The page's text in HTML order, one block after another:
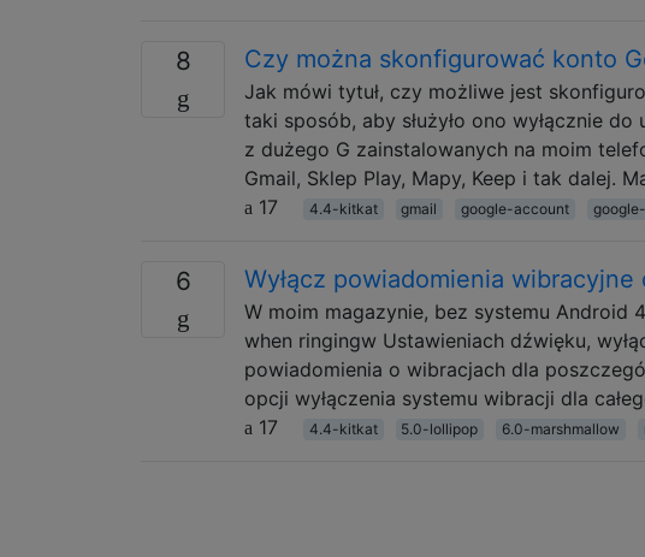
8 Czy można skonfigurować konto
Jak mówi tytuł, czy możliwe jest
taki sposób, aby służyło ono wyłącznie
z dużego G zainstalowanych na moim
Gmail, Sklep Play, Mapy, Keep i tak dalej.
17
4.4-kitkat gmail google-account
6 Wyłącz powiadomienia
W moim magazynie, bez systemu Android
when ringingw Ustawieniach dźwięku,
powiadomienia o wibracjach dla
opcji wyłączenia systemu wibracji dla
17
4.4-kitkat 5.0-lollipop 6.0-marshmallow